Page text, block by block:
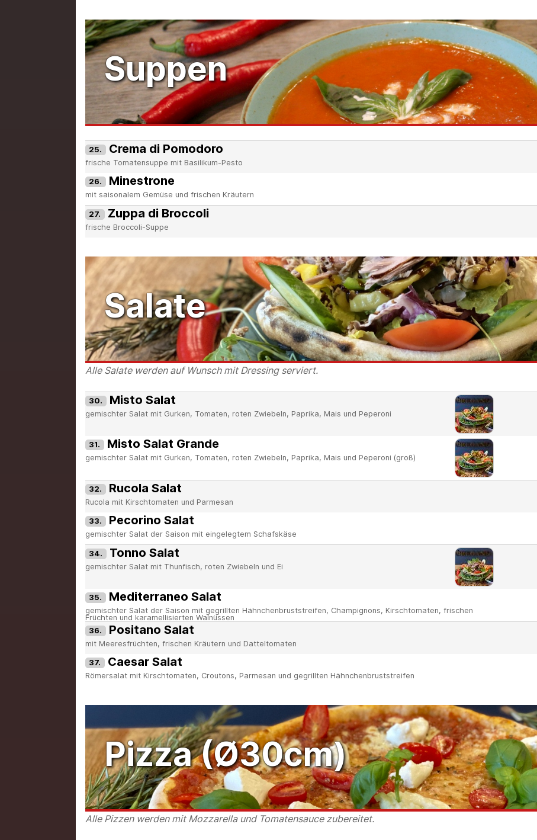
Suppen
25. Crema di Pomodoro
frische Tomatensuppe mit Basilikum-Pesto
26. Minestrone
mit saisonalem Gemüse und frischen Kräutern
27. Zuppa di Broccoli
frische Broccoli-Suppe
Salate
Alle Salate werden auf Wunsch mit Dressing serviert.
30. Misto Salat
gemischter Salat mit Gurken, Tomaten, roten Zwiebeln, Paprika, Mais und Peperoni
31. Misto Salat Grande
gemischter Salat mit Gurken, Tomaten, roten Zwiebeln, Paprika, Mais und Peperoni (groß)
32. Rucola Salat
Rucola mit Kirschtomaten und Parmesan
33. Pecorino Salat
gemischter Salat der Saison mit eingelegtem Schafskäse
34. Tonno Salat
gemischter Salat mit Thunfisch, roten Zwiebeln und Ei
35. Mediterraneo Salat
gemischter Salat der Saison mit gegrillten Hähnchenbruststreifen, Champignons, Kirschtomaten, frischen
Früchten und karamellisierten Walnüssen
36. Positano Salat
mit Meeresfrüchten, frischen Kräutern und Datteltomaten
37. Caesar Salat
Römersalat mit Kirschtomaten, Croutons, Parmesan und gegrillten Hähnchenbruststreifen
Pizza (Ø30cm)
Alle Pizzen werden mit Mozzarella und Tomatensauce zubereitet.